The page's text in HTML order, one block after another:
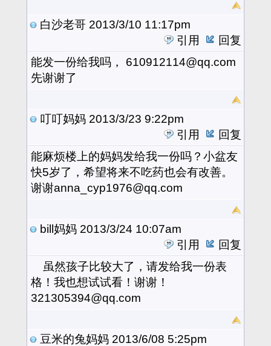
白沙老哥 2013/3/10 11:17pm
引用
回复
能发一份给我吗， 610912114@qq.com
先谢谢了
叮叮妈妈 2013/3/23 9:22pm
引用
回复
能麻烦楼上的妈妈发给我一份吗？小盆友
快5岁了，希望将来不吃药也会有改善。
谢谢anna_cyp1976@qq.com
bill妈妈 2013/3/24 10:07am
引用
回复
虽然孩子比较大了，请发给我一份表
格！我也想试试看！谢谢！
321305394@qq.com
豆米的兔妈妈 2013/6/08 5:25pm